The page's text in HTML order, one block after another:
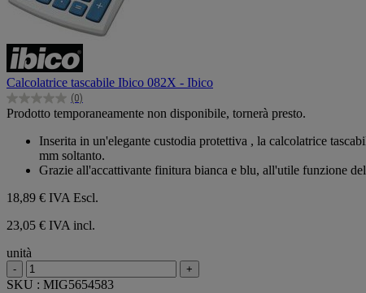
Calcolatrice tascabile Ibico 082X - Ibico
(0)
0.0
su
Prodotto temporaneamente non disponibile, tornerà presto.
Inserita in un'elegante custodia protettiva , la calcolatrice
mm soltanto.
Grazie all'accattivante finitura bianca e blu, all'utile funzione
18,89 € IVA Escl.
23,05 € IVA incl.
unità
- +
SKU : MIG5654583